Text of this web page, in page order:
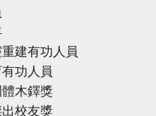
建有功人員
功人員
木鐸獎
校友獎